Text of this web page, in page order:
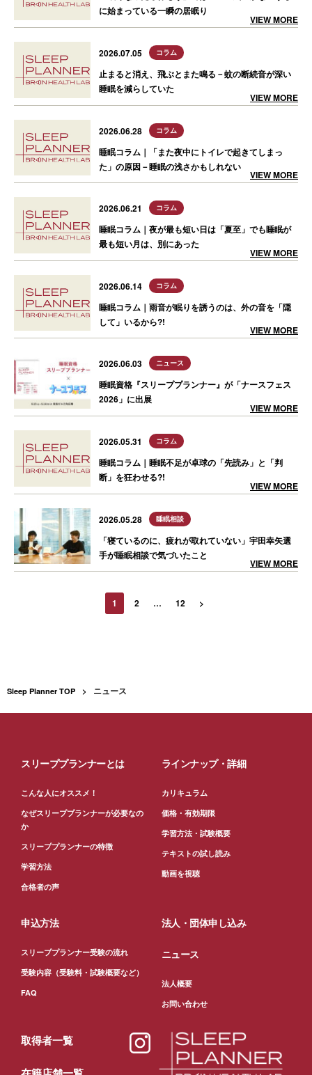
に始まっている一瞬の居眠り
VIEW MORE
2026.07.05 コラム
止まると消え、飛ぶとまた鳴る－蚊の断続音が深い
睡眠を減らしていた
VIEW MORE
2026.06.28 コラム
睡眠コラム｜「また夜中にトイレで起きてしまっ
た」の原因－睡眠の浅さかもしれない
VIEW MORE
2026.06.21 コラム
睡眠コラム｜夜が最も短い日は「夏至」でも睡眠が
最も短い月は、別にあった
VIEW MORE
2026.06.14 コラム
睡眠コラム｜雨音が眠りを誘うのは、外の音を「隠
して」いるから?!
VIEW MORE
2026.06.03 ニュース
睡眠資格『スリーププランナー』が「ナースフェス
2026」に出展
VIEW MORE
2026.05.31 コラム
睡眠コラム｜睡眠不足が卓球の「先読み」と「判
断」を狂わせる?!
VIEW MORE
2026.05.28 睡眠相談
「寝ているのに、疲れが取れていない」宇田幸矢選
手が睡眠相談で気づいたこと
VIEW MORE
1 2 … 12 >
Sleep Planner TOP ニュース
スリーププランナーとは
こんな人にオススメ！
なぜスリーププランナーが必要なの
か
スリーププランナーの特徴
学習方法
合格者の声
ラインナップ・詳細
カリキュラム
価格・有効期限
学習方法・試験概要
テキストの試し読み
動画を視聴
申込方法
スリーププランナー受験の流れ
受験内容（受験料・試験概要など）
FAQ
法人・団体申し込み
ニュース
法人概要
お問い合わせ
取得者一覧